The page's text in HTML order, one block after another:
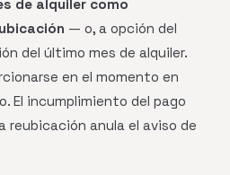
de alquiler como
— o, a opción del
del último mes de alquiler.
en el momento en
El incumplimiento del pago
reubicación anula el aviso de